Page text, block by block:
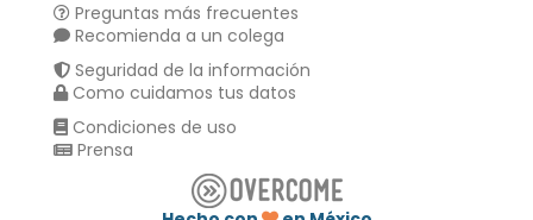
Preguntas más frecuentes
Recomienda a un colega
Seguridad de la información
Como cuidamos tus datos
Condiciones de uso
Prensa